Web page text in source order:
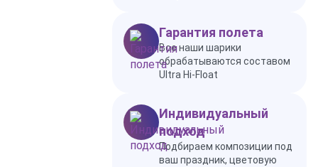
Гарантия полета
Все наши шарики
обрабатываются составом
Ultra Hi-Float
Индивидуальный
подход
Подбираем композиции под
ваш праздник, цветовую